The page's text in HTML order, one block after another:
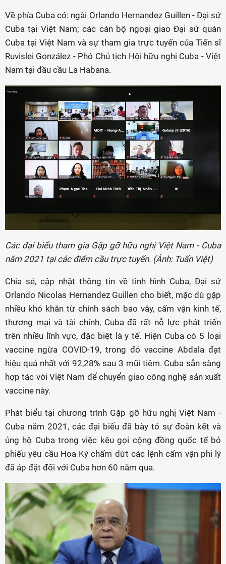
Về phía Cuba có: ngài Orlando Hernandez Guillen - Đại sứ
Cuba tại Việt Nam; các cán bộ ngoại giao Đại sứ quán
Cuba tại Việt Nam và sự tham gia trực tuyến của Tiến sĩ
Ruvislei González - Phó Chủ tịch Hội hữu nghị Cuba - Việt
Nam tại đầu cầu La Habana.
Các đại biểu tham gia Gặp gỡ hữu nghị Việt Nam - Cuba
năm 2021 tại các điểm cầu trực tuyến. (Ảnh: Tuấn Việt)
Chia sẻ, cập nhật thông tin về tình hình Cuba, Đại sứ
Orlando Nicolas Hernandez Guillen cho biết, mặc dù gặp
nhiều khó khăn từ chính sách bao vây, cấm vận kinh tế,
thương mại và tài chính, Cuba đã rất nỗ lực phát triển
trên nhiều lĩnh vực, đặc biệt là y tế. Hiện Cuba có 5 loại
vaccine ngừa COVID-19, trong đó vaccine Abdala đạt
hiệu quả nhất với 92,28% sau 3 mũi tiêm. Cuba sẵn sàng
hợp tác với Việt Nam để chuyển giao công nghệ sản xuất
vaccine này.
Phát biểu tại chương trình Gặp gỡ hữu nghị Việt Nam -
Cuba năm 2021, các đại biểu đã bày tỏ sự đoàn kết và
ủng hộ Cuba trong việc kêu gọi cộng đồng quốc tế bỏ
phiếu yêu cầu Hoa Kỳ chấm dứt các lệnh cấm vận phi lý
đã áp đặt đối với Cuba hơn 60 năm qua.